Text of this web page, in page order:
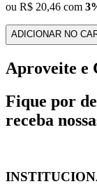
ou R$ 20,46 com
ADICIONAR NO
Aproveite e
Fique por
receba